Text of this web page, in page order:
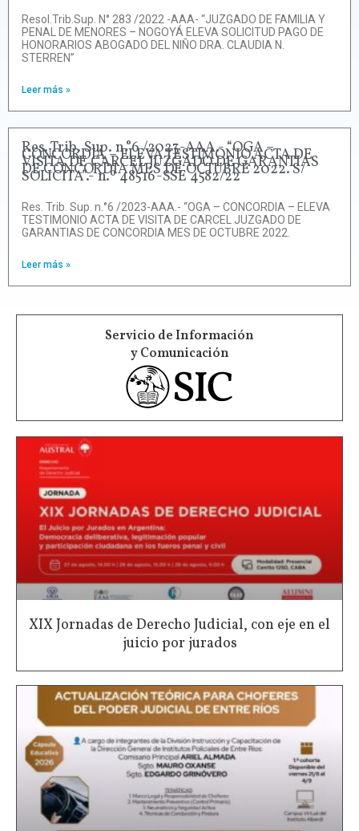
Resol.Trib.Sup. N° 283 /2022 -AAA- “JUZGADO DE FAMILIA Y
PENAL DE MENORES – NOGOYÁ ELEVA SOLICITUD PAGO DE
HONORARIOS ABOGADO DEL NIÑO DRA. CLAUDIA N.
STERREN”
Leer más »
Res. Trib. Sup. n.°6 /2023-AAA.- “OGA –
CONCORDIA – ELEVA TESTIMONIO ACTA DE
VISITA DE CARCEL JUZGADO DE GARANTIAS
DE CONCORDIA MES DE OCTUBRE 2022. S/
SOLICITA”.- n.º 48516-SSE 4582/22
Res. Trib. Sup. n.°6 /2023-AAA.- “OGA – CONCORDIA – ELEVA
TESTIMONIO ACTA DE VISITA DE CARCEL JUZGADO DE
GARANTIAS DE CONCORDIA MES DE OCTUBRE 2022.
Leer más »
Servicio de Información
y Comunicación
XIX Jornadas de Derecho Judicial, con eje en el
juicio por jurados